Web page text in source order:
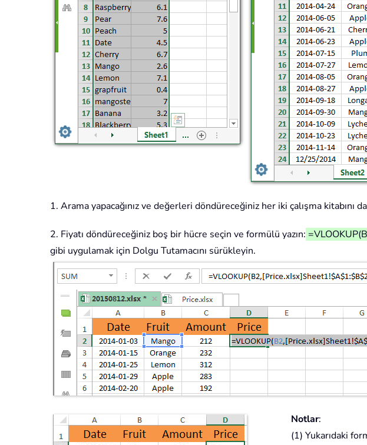
1. Arama yapacağınız ve değerleri döndüreceğiniz her iki çalışma kitabını da
2. Fiyatı döndüreceğiniz boş bir hücre seçin ve formülü yazın:
gibi uygulamak için Dolgu Tutamacını sürükleyin.
Notlar:
(1) Yukarıdaki